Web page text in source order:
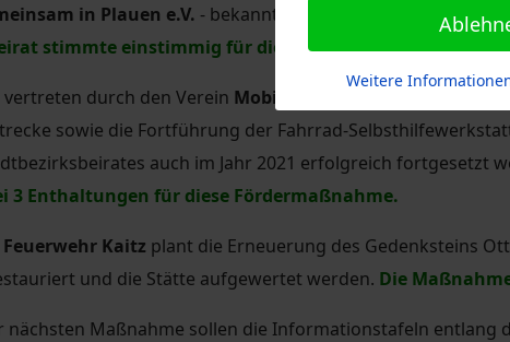
in Plauen e.V. - bekannt durch die Zwickmühle
stimmte einstimmig für die Förderung dieser
vertreten durch den Verein Mobile Jugendarbeit Dresden-
sowie die Fortführung der Fahrrad-
auch im Jahr 2021 erfolgreich fortgesetzt
3 Enthaltungen für diese Fördermaßnahme.
Kaitz plant die Erneuerung des Gedenksteins
und die Stätte aufgewertet werden. Die
nächsten Maßnahme sollen die Informationstafeln entlang
Weitere